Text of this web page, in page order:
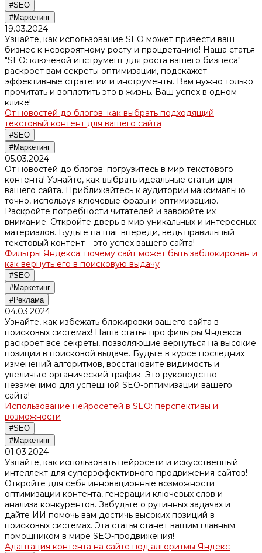
#SEO
#Маркетинг
19.03.2024
Узнайте, как использование SEO может привести ваш
бизнес к невероятному росту и процветанию! Наша статья
"SEO: ключевой инструмент для роста вашего бизнеса"
раскроет вам секреты оптимизации, подскажет
эффективные стратегии и инструменты. Вам нужно только
прочитать и воплотить это в жизнь. Ваш успех в одном
клике!
От новостей до блогов: как выбрать подходящий
текстовый контент для вашего сайта
#SEO
#Маркетинг
05.03.2024
От новостей до блогов: погрузитесь в мир текстового
контента! Узнайте, как выбрать идеальные статьи для
вашего сайта. Приближайтесь к аудитории максимально
точно, используя ключевые фразы и оптимизацию.
Раскройте потребности читателей и завоюйте их
внимание. Откройте дверь в мир уникальных и интересных
материалов. Будьте на шаг впереди, ведь правильный
текстовый контент – это успех вашего сайта!
Фильтры Яндекса: почему сайт может быть заблокирован и
как вернуть его в поисковую выдачу
#SEO
#Маркетинг
#Реклама
04.03.2024
Узнайте, как избежать блокировки вашего сайта в
поисковых системах! Наша статья про фильтры Яндекса
раскроет все секреты, позволяющие вернуться на высокие
позиции в поисковой выдаче. Будьте в курсе последних
изменений алгоритмов, восстановите видимость и
увеличьте органический трафик. Это руководство
незаменимо для успешной SEO-оптимизации вашего
сайта!
Использование нейросетей в SEO: перспективы и
возможности
#SEO
#Маркетинг
01.03.2024
Узнайте, как использовать нейросети и искусственный
интеллект для суперэффективного продвижения сайтов!
Откройте для себя инновационные возможности
оптимизации контента, генерации ключевых слов и
анализа конкурентов. Забудьте о рутинных задачах и
дайте ИИ помочь вам достичь высоких позиций в
поисковых системах. Эта статья станет вашим главным
помощником в мире SEO-продвижения!
Адаптация контента на сайте под алгоритмы Яндекс